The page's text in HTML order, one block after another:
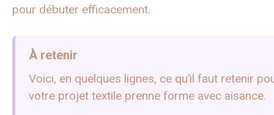
pour débuter efficacement.
À retenir
Voici, en quelques lignes, ce qu’il faut retenir
votre projet textile prenne forme avec aisance.